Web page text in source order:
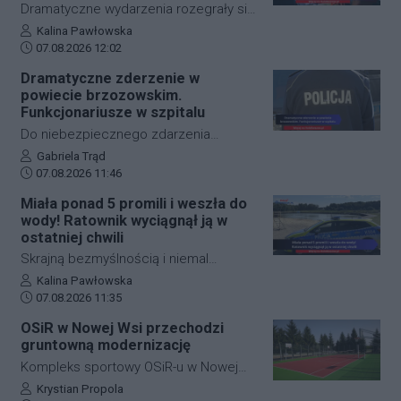
zasilania. Dzięki nowej inwestycji
placówka nie tylko ograniczy pobór
bezpieczeństwo energetyczne.
Dramatyczne wydarzenia rozegrały się
w piątkowy poranek na jednej z
najważniejszych arterii
samochodu osobowego
prawdopodobnie doznał nagłego
zatrzymania krążenia w trakcie jazdy.
Mimo błyskawicznej reakcji patroli
policji, strażaków oraz ratowników
mężczyzny nie udało się uratować.
Autor artykułu:
Kalina Pawłowska
Data dodania artykułu:
07.08.2026 12:02
Dramatyczne zderzenie w
powiecie brzozowskim.
Funkcjonariusze w szpitalu
Do niebezpiecznego zdarzenia
drogowego doszło w piątek rano w
Starej Wsi (powiat brzozowski). W
wyniku najechania na tył radiowozu,
dwóch funkcjonariuszy policji
wymagało pomocy medycznej i
zostało przewiezionych do szpitala.
Autor artykułu:
Gabriela Trąd
Data dodania artykułu:
07.08.2026 11:46
Miała ponad 5 promili i weszła do
wody! Ratownik wyciągnął ją w
ostatniej chwili
Skrajną bezmyślnością i niemal
śmiertelną dawką alkoholu wykazała się
36-letnia mieszkanka gminy Cieszanów.
miejscowym kąpielisku miejskim, mając
w organizmie ponad 5 promili alkoholu!
Gdy zaczęła tonąć, z opresji wyciągnął
ją ratownik. Zamiast wdzięczności 36-
Autor artykułu:
Kalina Pawłowska
Data dodania artykułu:
07.08.2026 11:35
OSiR w Nowej Wsi przechodzi
gruntowną modernizację
Kompleks sportowy OSiR-u w Nowej
Wsi w gminie Trzebownisko przechodzi
Autor artykułu:
Krystian Propola